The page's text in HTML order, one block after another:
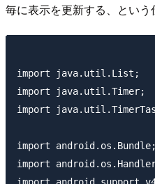
毎に表示を更新する、という
import java.util.List;
import java.util.Timer;
import
import android.os.Bundle;
import
import